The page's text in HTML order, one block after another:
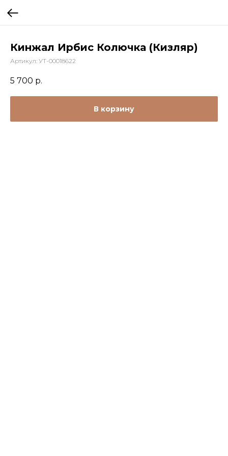
Кинжал Ирбис Колючка (Кизляр)
Артикул: УТ-00018622
5 700 р.
В корзину